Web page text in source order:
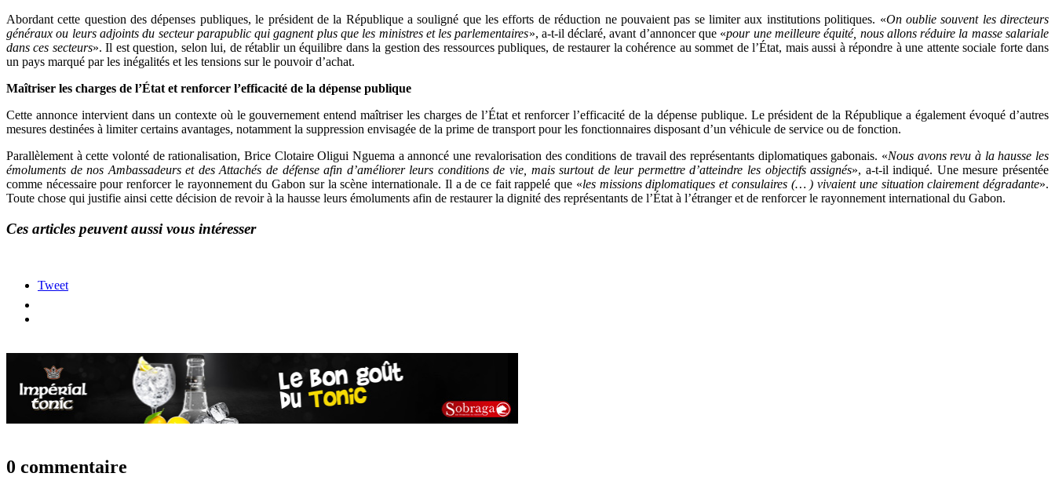
Abordant cette question des dépenses publiques, le président de la République a souligné que les efforts de réduction ne pouvaient pas se limiter aux institutions politiques. «On oublie souvent les directeurs
généraux ou leurs adjoints du secteur parapublic qui gagnent plus que les ministres et les parlementaires», a-t-il déclaré, avant d’annoncer que «pour une meilleure équité, nous allons réduire la masse salariale
dans ces secteurs». Il est question, selon lui, de rétablir un équilibre dans la gestion des ressources publiques, de restaurer la cohérence au sommet de l’État, mais aussi à répondre à une attente sociale forte dans
un pays marqué par les inégalités et les tensions sur le pouvoir d’achat.
Maîtriser les charges de l’État et renforcer l’efficacité de la dépense publique
Cette annonce intervient dans un contexte où le gouvernement entend maîtriser les charges de l’État et renforcer l’efficacité de la dépense publique. Le président de la République a également évoqué d’autres
mesures destinées à limiter certains avantages, notamment la suppression envisagée de la prime de transport pour les fonctionnaires disposant d’un véhicule de service ou de fonction.
Parallèlement à cette volonté de rationalisation, Brice Clotaire Oligui Nguema a annoncé une revalorisation des conditions de travail des représentants diplomatiques gabonais. «Nous avons revu à la hausse les
émoluments de nos Ambassadeurs et des Attachés de défense afin d’améliorer leurs conditions de vie, mais surtout de leur permettre d’atteindre les objectifs assignés», a-t-il indiqué. Une mesure présentée
comme nécessaire pour renforcer le rayonnement du Gabon sur la scène internationale. Il a de ce fait rappelé que «les missions diplomatiques et consulaires (… ) vivaient une situation clairement dégradante».
Toute chose qui justifie ainsi cette décision de revoir à la hausse leurs émoluments afin de restaurer la dignité des représentants de l’État à l’étranger et de renforcer le rayonnement international du Gabon.
Ces articles peuvent aussi vous intéresser
Tweet
0 commentaire